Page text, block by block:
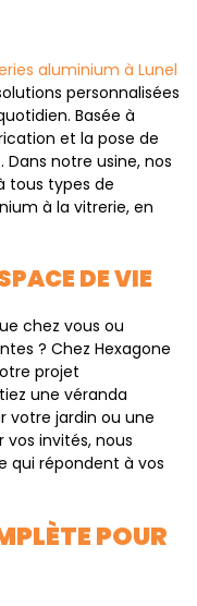
aluminium à Lunel
personnalisées
Basée à
et la pose de
notre usine, nos
tous types de
à la vitrerie, en
DE VIE
chez vous ou
? Chez Hexagone
projet
une véranda
votre jardin ou une
invités, nous
qui répondent à vos
POUR